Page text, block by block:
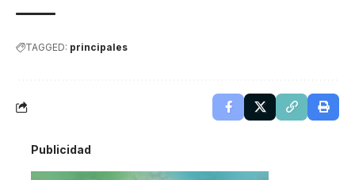
TAGGED: principales
Publicidad